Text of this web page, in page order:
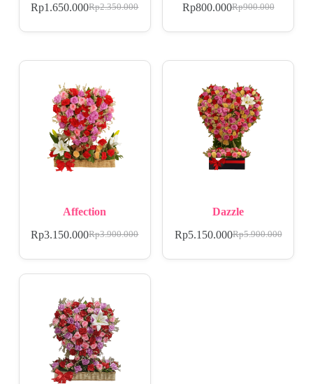
Rp2.350.000
Rp1.650.000 Rp900.000
Rp800.000
Affection
Rp3.900.000
Rp3.150.000
Dazzle
Rp5.900.000
Rp5.150.000